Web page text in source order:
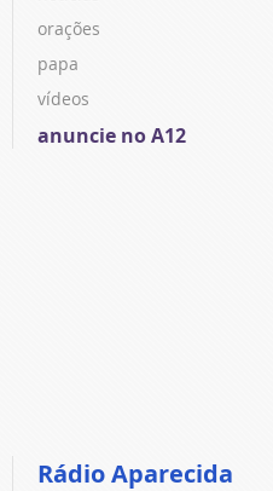
orações
papa
vídeos
anuncie no A12
Rádio Aparecida